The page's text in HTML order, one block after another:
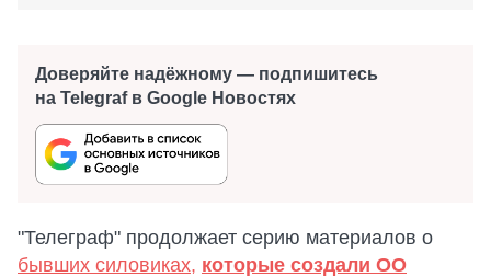
Доверяйте надёжному — подпишитесь
на Telegraf в Google Новостях
"Телеграф" продолжает серию материалов о
бывших силовиках, которые создали ОО